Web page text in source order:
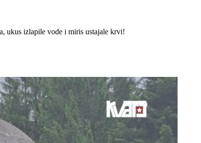
ukus izlapile vode i miris ustajale krvi!